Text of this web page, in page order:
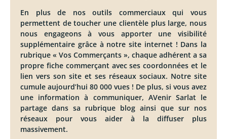
En plus de nos outils commerciaux qui vous
permettent de toucher une clientèle plus large, nous
nous engageons à vous apporter une visibilité
supplémentaire grâce à notre site internet ! Dans la
rubrique « Vos Commerçants », chaque adhérent a sa
propre fiche commerçant avec ses coordonnées et le
lien vers son site et ses réseaux sociaux. Notre site
cumule aujourd’hui 80 000 vues ! De plus, si vous avez
une information à communiquer, AVenir Sarlat le
partage dans sa rubrique blog ainsi que sur nos
réseaux pour vous aider à la diffuser plus
massivement.